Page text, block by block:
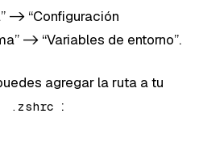
-> “Configuración
-> “Variables de entorno”.
agregar la ruta a tu
.zshrc :